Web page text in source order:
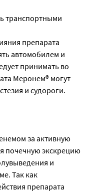
транспортными
препарата
автомобилем и
принимать во
Меронем® могут
и судороги.
за активную
почечную экскрецию
и
Так как
препарата